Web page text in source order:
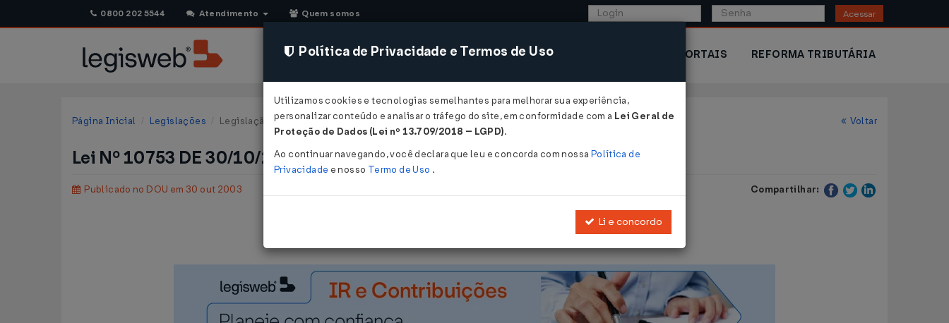
0800 202 5544 Atendimento Quem somos Acessar
CONSULTORIA SISTEMAS COMÉRCIO EXTERIOR PORTAIS REFORMA TRIBUTÁRIA
Página Inicial Legislações Legislação Federal Voltar
Lei Nº 10753 DE 30/10/2003
Publicado no DOU em 30 out 2003 Compartilhar:
Política de Privacidade e Termos de Uso
Utilizamos cookies e tecnologias semelhantes para melhorar sua experiência,
personalizar conteúdo e analisar o tráfego do site, em conformidade com a Lei Geral de
Proteção de Dados (Lei nº 13.709/2018 – LGPD).
Ao continuar navegando, você declara que leu e concorda com nossa Política de
Privacidade e nosso Termo de Uso .
Li e concordo